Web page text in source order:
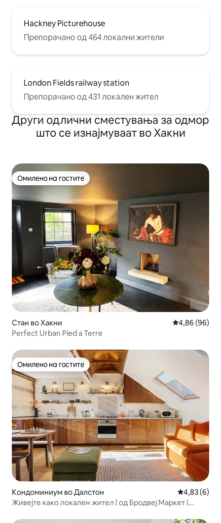
Hackney Picturehouse
Препорачано од 464 локални жители
London Fields railway station
Препорачано од 431 локален жител
Други одлични сместувања за одмор
што се изнајмуваат во Хакни
Омилено на гостите
Омилено на гостите
Стан во Хакни Просечна
4,86 (96)
Perfect Urban Pied a Terre
Омилено на гостите
Омилено на гостите
Кондоминиум во Далстон Просечна
4,83 (6)
Живејте како локален жител | од Бродвеј Маркет |